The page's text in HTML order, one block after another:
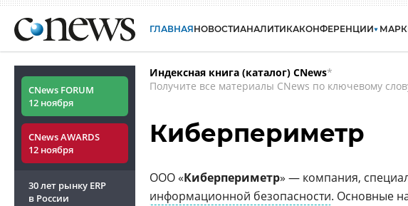
ГЛАВНАЯНОВОСТИАНАЛИТИКАКОНФЕРЕНЦИИ
CNews FORUM
12 ноября
CNews AWARDS
12 ноября
30 лет рынку ERP
в России
Индексная книга (каталог) CNews*
Получите все материалы CNews по ключевому
Киберпериметр
ООО «Киберпериметр» — компания,
информационной безопасности. Основные